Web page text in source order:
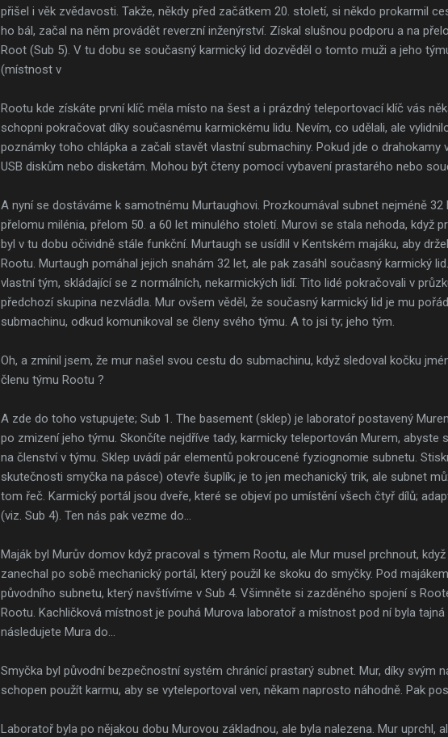
přišel i věk zvědavosti. Takže, někdy před začátkem 20. století, si někdo prokarmil
ho bál, začal na něm provádět reverzní inženýrství. Získal slušnou podporu a na
Root (Sub 5). V tu dobu se současný karmický lid dozvěděl o tomto muži a jeho
(místnost v
Rootu kde získáte první klíč měla místo na šest a i prázdný teleportovací klíč vás
schopni pokračovat díky současnému karmickému lidu. Nevím, co udělali, ale
poznámky toho chlápka a začali stavět vlastní submachiny. Pokud jde o drahokamy
USB diskům nebo disketám. Mohou být čteny pomocí vybavení prastarého nebo
A nyní se dostáváme k samotnému Murtaughovi. Prozkoumával subnet nejméně
přelomu milénia, přelom 50. a 60 let minulého století. Murovi se stala nehoda, když
byl v tu dobu očividně stále funkční. Murtaugh se usídlil v Kentském majáku, aby
Rootu. Murtaugh pomáhal jejich snahám 32 let, ale pak zasáhl současný karmický
vlastní tým, skládající se z normálních, nekarmických lidí. Tito lidé pokračovali v
předchozí skupina nezvládla. Mur ovšem věděl, že současný karmický lid je mu
submachinu, odkud komunikoval se členy svého týmu. A to jsi ty; jeho tým.
Oh, a zmínil jsem, že mur našel svou cestu do submachinu, když sledoval kočku
členu týmu Rootu ?
A zde do toho vstupujete; Sub 1. The basement (sklep) je laboratoř postavený
po zmizení jeho týmu. Skončíte nejdříve tady, karmicky teleportován Murem, abyste
na členství v týmu. Sklep uvádí pár elementů pokroucené fyziognomie subnetu.
skutečnosti smyčka na pásce) otevře šuplík; je to jen mechanický trik, ale subnet
tom řeč. Karmický portál jsou dveře, které se objeví po umístění všech čtyř dílů;
(viz. Sub 4). Ten nás pak vezme do...
Maják byl Murův domov když pracoval s týmem Rootu, ale Mur musel prchnout,
zanechal po sobě mechanický portál, který použil ke skoku do smyčky. Pod
původního subnetu, který navštívíme v Sub 4. Všimněte si zazděného spojení s
Rootu. Kachličková místnost je pouhá Murova laboratoř a místnost pod ní byla
následujete Mura do...
Smyčka byl původní bezpečnostní systém chránící prastarý subnet. Mur, díky svým
schopen použít karmu, aby se vyteleportoval ven, někam naprosto náhodně. Pak
Laboratoř byla po nějakou dobu Murovou základnou, ale byla nalezena. Mur uprchl,